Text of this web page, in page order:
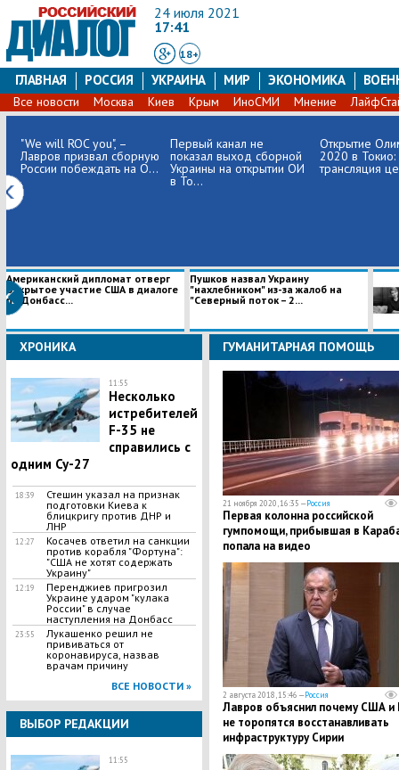
24 июля 2021
17:41
18+
ГЛАВНАЯ РОССИЯ УКРАИНА МИР ЭКОНОМИКА
Все новости Москва Киев Крым ИноСМИ Мнение
"We will ROC you", –
Лавров призвал сборную
России побеждать на О...
Первый канал не
показал выход сборной
Украины на открытии ОИ
в То...
Открытие
2020 в
трансляция
Американский дипломат отверг
открытое участие США в диалоге
по Донбасс...
Пушков назвал Украину
"нахлебником" из-за жалоб на
"Северный поток – 2...
ХРОНИКА
11:55
Несколько
истребителей
F-35 не
справились с
одним Су-27
18:39
Стешин указал на признак
подготовки Киева к
блицкригу против ДНР и
ЛНР
12:27
​Косачев ответил на санкции
против корабля "Фортуна":
"США не хотят содержать
Украину"
12:19
Перенджиев пригрозил
Украине ударом "кулака
России" в случае
наступления на Донбасс
23:55
Лукашенко решил не
прививаться от
коронавируса, назвав
врачам причину
ВСЕ НОВОСТИ »
ВЫБОР РЕДАКЦИИ
11:55
ГУМАНИТАРНАЯ ПОМОЩЬ
21 ноября 2020, 16:35 —Россия
Первая колонна российской
гумпомощи, прибывшая в
попала на видео
2 августа 2018, 15:46 —Россия
Лавров объяснил почему США и
не торопятся восстанавливать
инфраструктуру Сирии